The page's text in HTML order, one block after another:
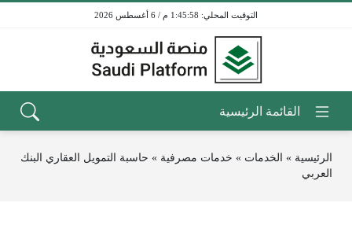
1:45:58 م / 6 أغسطس 2026
الرئيسية » الخدمات » خدمات مصرفية » حاسبة التمويل العقاري البنك
العربي